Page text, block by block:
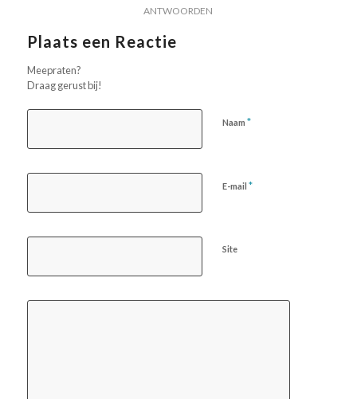
ANTWOORDEN
Plaats een Reactie
Meepraten?
Draag gerust bij!
Naam *
E-mail *
Site